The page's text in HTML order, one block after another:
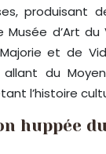
produisant
d’Art du
et de
du
l’histoire
huppée